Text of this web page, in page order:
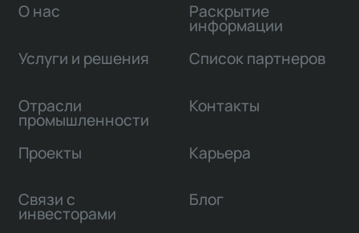
О нас
Услуги и решения
Отрасли
промышленности
Проекты
Связи с
инвесторами
Раскрытие
информации
Список партнеров
Контакты
Карьера
Блог